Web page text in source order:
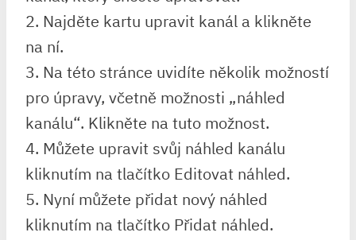
2. Najděte kartu upravit kanál a klikněte
na ní.
3. Na této stránce uvidíte několik možností
pro úpravy, včetně možnosti „náhled
kanálu“. Klikněte na tuto možnost.
4. Můžete upravit svůj náhled kanálu
kliknutím na tlačítko Editovat náhled.
5. Nyní můžete přidat nový náhled
kliknutím na tlačítko Přidat náhled.